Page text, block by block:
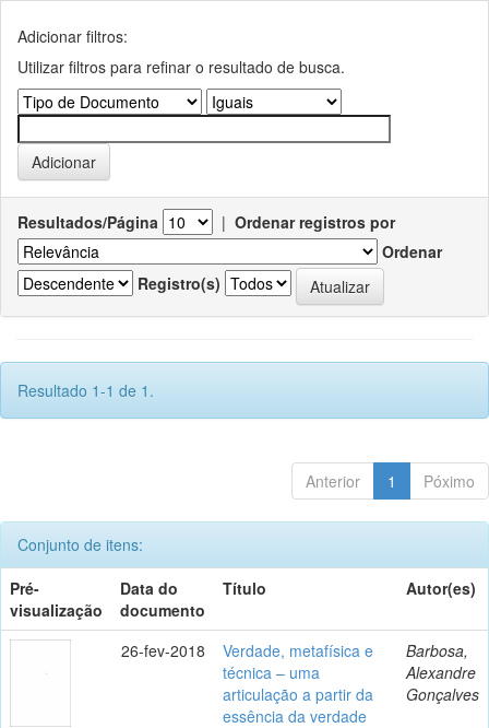
Adicionar filtros:
Utilizar filtros para refinar o resultado de busca.
Resultados/Página | Ordenar registros por
Ordenar
Registro(s)
Resultado 1-1 de 1.
Anterior 1 Póximo
Conjunto de itens:
Pré-
visualização
Data do
documento
Título Autor(es)
26-fev-2018
Verdade, metafísica e
técnica – uma
articulação a partir da
essência da verdade
Barbosa,
Alexandre
Gonçalves